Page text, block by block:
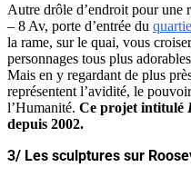
Autre drôle d’endroit pour une
– 8 Av, porte d’entrée du
la rame, sur le quai, vous
personnages tous plus
Mais en y regardant de plus
représentent l’avidité, le
l’Humanité. Ce projet intitulé
depuis 2002.
3/ Les sculptures sur